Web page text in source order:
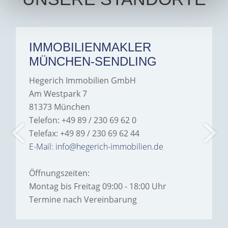
IMMOBILIENMAKLER
MÜNCHEN-SENDLING
Hegerich Immobilien GmbH
Am Westpark 7
81373 München
Telefon: +49 89 / 230 69 62 0
Telefax: +49 89 / 230 69 62 44
E-Mail: info@hegerich-immobilien.de
Öffnungszeiten:
Montag bis Freitag 09:00 - 18:00 Uhr
Termine nach Vereinbarung